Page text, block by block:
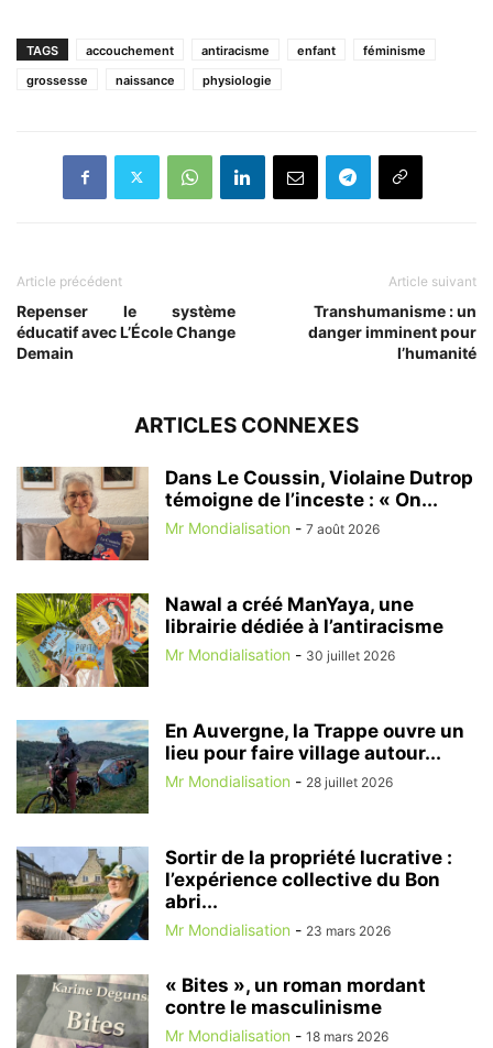
TAGS accouchement antiracisme enfant
féminisme
grossesse
naissance physiologie
Article précédent
Repenser le système
éducatif avec L’École Change
Demain
Article suivant
Transhumanisme : un
danger imminent pour
l’humanité
ARTICLES CONNEXES
Dans Le Coussin, Violaine Dutrop
témoigne de l’inceste : « On...
Mr Mondialisation - 7 août 2026
Nawal a créé ManYaya, une
librairie dédiée à l’antiracisme
Mr Mondialisation - 30 juillet 2026
En Auvergne, la Trappe ouvre un
lieu pour faire village autour...
Mr Mondialisation - 28 juillet 2026
Sortir de la propriété lucrative :
l’expérience collective du Bon
abri...
Mr Mondialisation - 23 mars 2026
« Bites », un roman mordant
contre le masculinisme
Mr Mondialisation - 18 mars 2026